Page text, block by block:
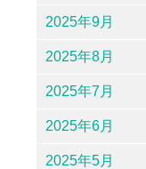
2025年9月
2025年8月
2025年7月
2025年6月
2025年5月